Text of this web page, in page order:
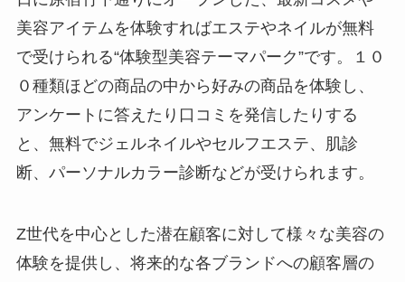
美容アイテムを体験すればエステやネイルが無料
で受けられる“体験型美容テーマパーク”です。１０
０種類ほどの商品の中から好みの商品を体験し、
アンケートに答えたり口コミを発信したりする
と、無料でジェルネイルやセルフエステ、肌診
断、パーソナルカラー診断などが受けられます。
Z世代を中心とした潜在顧客に対して様々な美容の
体験を提供し、将来的な各ブランドへの顧客層の